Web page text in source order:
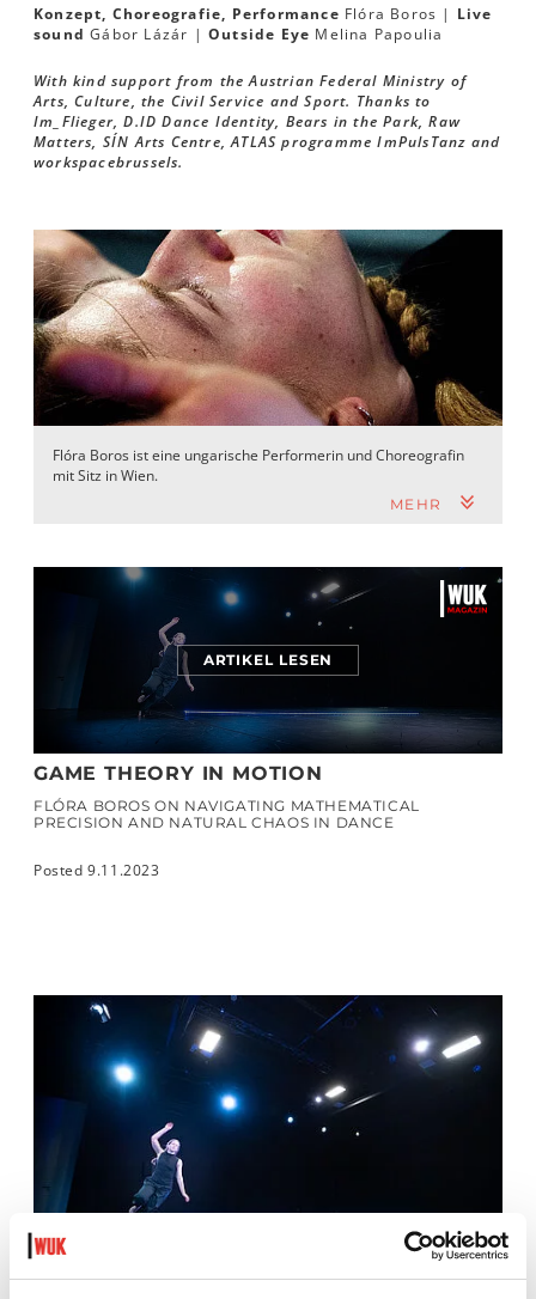
Konzept, Choreografie, Performance Flóra Boros | Live
sound Gábor Lázár | Outside Eye Melina Papoulia
With kind support from the Austrian Federal Ministry of
Arts, Culture, the Civil Service and Sport. Thanks to
Im_Flieger, D.ID Dance Identity, Bears in the Park, Raw
Matters, SÍN Arts Centre, ATLAS programme ImPulsTanz and
workspacebrussels.
Flóra Boros ist eine ungarische Performerin und Choreografin
mit Sitz in Wien.
MEHR
ARTIKEL LESEN
GAME THEORY IN MOTION
FLÓRA BOROS ON NAVIGATING MATHEMATICAL
PRECISION AND NATURAL CHAOS IN DANCE
Posted 9.11.2023